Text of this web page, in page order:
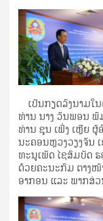
ເປັນກຽດລົງນາມໃ
ທ່ານ ນາງ ວັນພອນ
ທ່ານ ຊຸນ ເຟິ່ງ ເຫຼີຍ ຜູ້
ນະຄອນຫຼວງວຽງຈັນ
ທະນູເພັດ ໄຊສົມບັດ
ດ້ວຍຄະນະກົມ ຕາງໜ້
ອາກອນ ແລະ ພາກສ່